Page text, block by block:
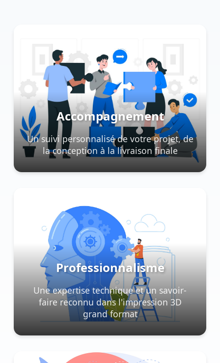
Accompagnement
Un suivi personnalisé de votre projet, de
la conception à la livraison finale
Professionnalisme
Une expertise technique et un savoir-
faire reconnu dans l'impression 3D
grand format